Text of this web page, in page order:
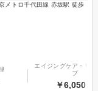
メトロ千代田線 赤坂駅 徒歩
エイジングケア・リ
プ
￥6,050～